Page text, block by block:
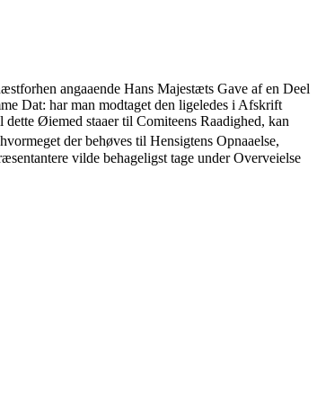
angaaende Hans Majestæts Gave af en Deel
Dat: har man modtaget den ligeledes i Afskrift
Øiemed staaer til Comiteens Raadighed, kan
der behøves til Hensigtens Opnaaelse,
vilde behageligst tage under Overveielse